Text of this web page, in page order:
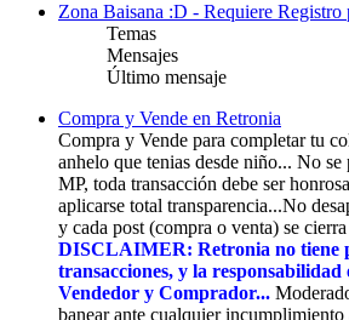
Zona Baisana :D - Requiere Registro
Temas
Mensajes
Último mensaje
Compra y Vende en Retronia
Compra y Vende para completar tu
anhelo que tenias desde niño... No
MP, toda transacción debe ser
aplicarse total transparencia...No
y cada post (compra o venta) se
DISCLAIMER: Retronia no tiene
transacciones, y la responsabilidad
Vendedor y Comprador...
banear ante cualquier incumplimiento